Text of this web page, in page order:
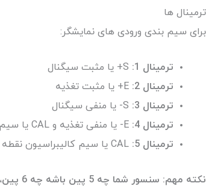
ترمینال ها
برای سیم بندی ورودی های نمایشگر:
ترمینال 1:
ترمینال 2:
ترمینال 3:
ترمینال 4:
ترمینال 5: